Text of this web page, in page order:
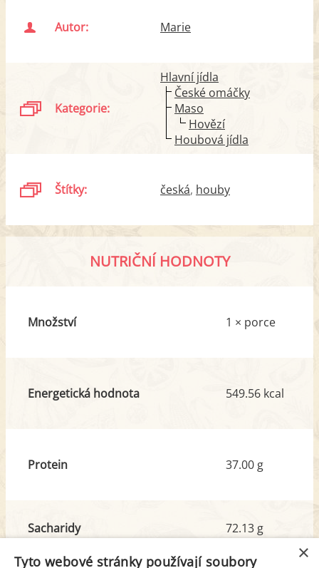
Autor: Marie
Kategorie:
Hlavní jídla
České omáčky
Maso
Hovězí
Houbová jídla
Štítky: česká houby
NUTRIČNÍ HODNOTY
Množství 1 × porce
Energetická hodnota 549.56 kcal
Protein 37.00 g
Sacharidy
z toho cukr
72.13 g
4.87 g
×
Tyto webové stránky používají soubory